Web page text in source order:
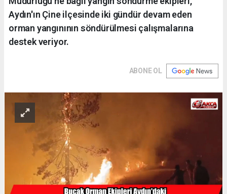
Aydın'ın Çine ilçesinde iki gündür devam eden
orman yangınının söndürülmesi çalışmalarına
destek veriyor.
ABONE OL